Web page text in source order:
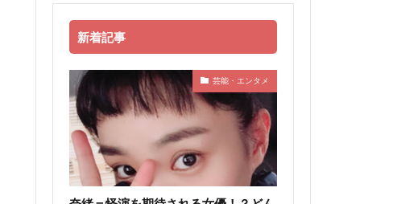
新着記事
芸能・エンタメ